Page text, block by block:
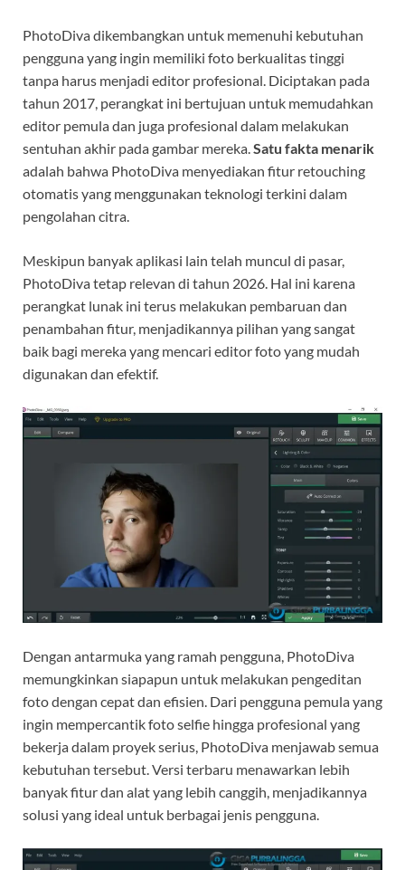
PhotoDiva dikembangkan untuk memenuhi kebutuhan
pengguna yang ingin memiliki foto berkualitas tinggi
tanpa harus menjadi editor profesional. Diciptakan pada
tahun 2017, perangkat ini bertujuan untuk memudahkan
editor pemula dan juga profesional dalam melakukan
sentuhan akhir pada gambar mereka. Satu fakta menarik
adalah bahwa PhotoDiva menyediakan fitur retouching
otomatis yang menggunakan teknologi terkini dalam
pengolahan citra.
Meskipun banyak aplikasi lain telah muncul di pasar,
PhotoDiva tetap relevan di tahun 2026. Hal ini karena
perangkat lunak ini terus melakukan pembaruan dan
penambahan fitur, menjadikannya pilihan yang sangat
baik bagi mereka yang mencari editor foto yang mudah
digunakan dan efektif.
Dengan antarmuka yang ramah pengguna, PhotoDiva
memungkinkan siapapun untuk melakukan pengeditan
foto dengan cepat dan efisien. Dari pengguna pemula yang
ingin mempercantik foto selfie hingga profesional yang
bekerja dalam proyek serius, PhotoDiva menjawab semua
kebutuhan tersebut. Versi terbaru menawarkan lebih
banyak fitur dan alat yang lebih canggih, menjadikannya
solusi yang ideal untuk berbagai jenis pengguna.